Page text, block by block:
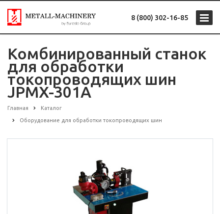
8 (800) 302-16-85
Комбинированный станок
для обработки
токопроводящих шин
JPMX-301A
Главная Каталог
Оборудование для обработки токопроводящих шин